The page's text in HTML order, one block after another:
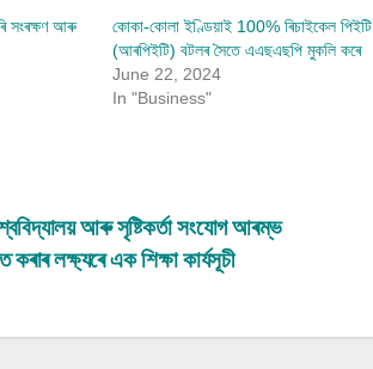
সংৰক্ষণ আৰু
কোকা-কোলা ইণ্ডিয়াই 100% ৰিচাইকেল পিইটি
(আৰপিইটি) বটলৰ সৈতে এএছএছপি মুকলি কৰে
June 22, 2024
In "Business"
আৰু সৃষ্টিকৰ্তা সংযোগ আৰম্ভ
লক্ষ্যৰে এক শিক্ষা কাৰ্যসূচী